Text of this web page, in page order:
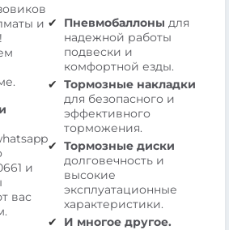
и
и
вас
Пневмобаллоны для
надежной работы
подвески и
комфортной езды.
Тормозные накладки
для безопасного и
эффективного
торможения.
Тормозные диски
долговечность и
высокие
эксплуатационные
характеристики.
И многое другое.